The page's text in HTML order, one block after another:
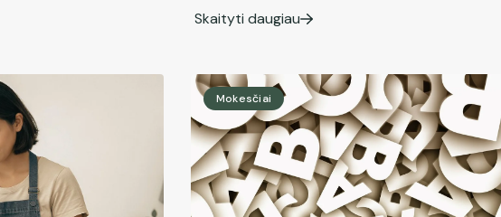
Skaityti daugiau
Mokesčiai